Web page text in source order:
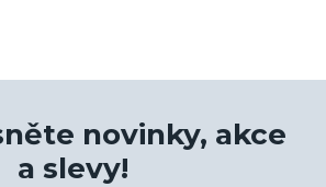
novinky, akce
a slevy!